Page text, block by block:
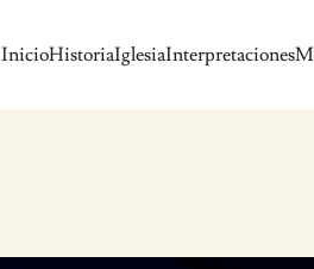
InicioHistoriaIglesiaInterpretaciones